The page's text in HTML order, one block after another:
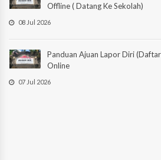
Offline ( Datang Ke Sekolah)
08 Jul 2026
Panduan Ajuan Lapor Diri
Online
07 Jul 2026